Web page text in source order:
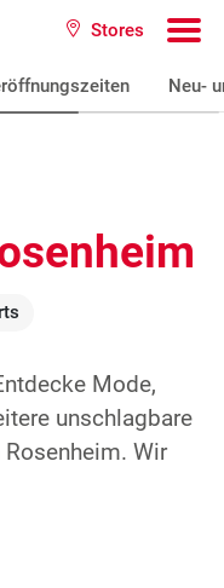
Stores
Neu-
Mode,
unschlagbare
Wir